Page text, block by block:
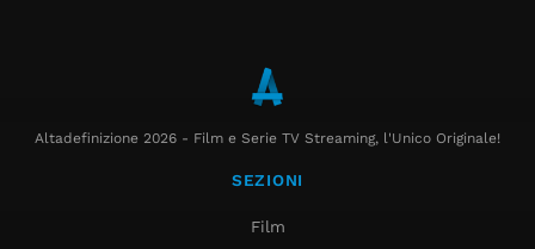
Altadefinizione 2026 - Film e Serie TV Streaming, l'Unico Originale!
SEZIONI
Film